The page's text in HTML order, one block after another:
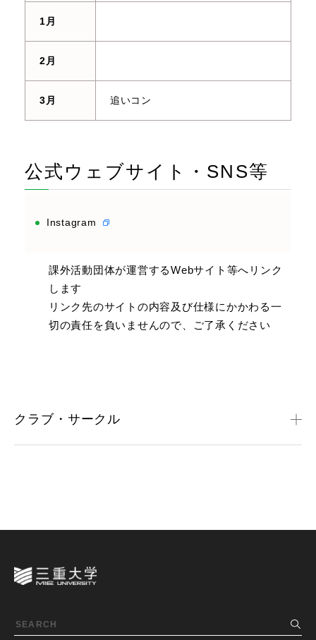
1月
2月
3月 追いコン
公式ウェブサイト・SNS等
Instagram
課外活動団体が運営するWebサイト等へリンク
します
リンク先のサイトの内容及び仕様にかかわる一
切の責任を負いませんので、ご了承ください
クラブ・サークル